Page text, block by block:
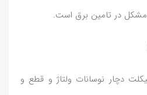
در تامین برق است.
دچار نوسانات ولتاژ و قطع و